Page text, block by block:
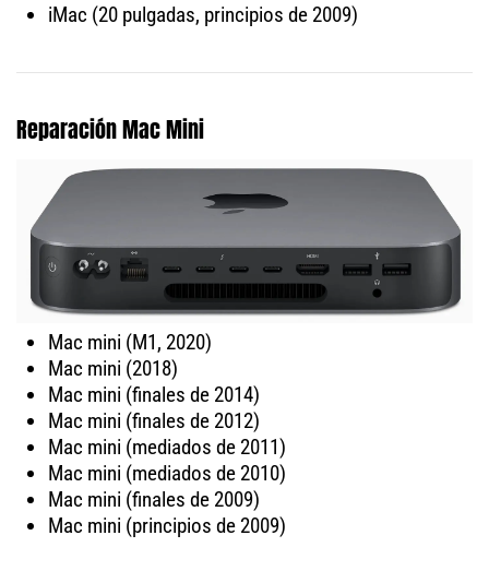
iMac (20 pulgadas, principios de 2009)
Reparación Mac Mini
Mac mini (M1, 2020)
Mac mini (2018)
Mac mini (finales de 2014)
Mac mini (finales de 2012)
Mac mini (mediados de 2011)
Mac mini (mediados de 2010)
Mac mini (finales de 2009)
Mac mini (principios de 2009)